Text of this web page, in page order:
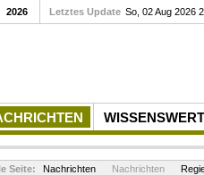
2026 Letztes Update So, 02 Aug 2026
Seite: Nachrichten Nachrichten